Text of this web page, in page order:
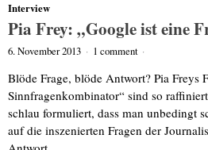
Interview
Pia Frey: „Google ist eine
6. November 2013 · 1 comment ·
Blöde Frage, blöde Antwort? Pia Freys
Sinnfragenkombinator“ sind so
schlau formuliert, dass man unbedingt
auf die inszenierten Fragen der